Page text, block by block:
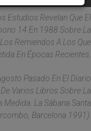
Estudios Revelan Que El
14 En 1988 Sobre La
Remiendos A Los Que
En Épocas Recientes.
Pasado En El Diario
Varios Libros Sobre La
Medida. La Sábana Santa
Barcelona 1991).